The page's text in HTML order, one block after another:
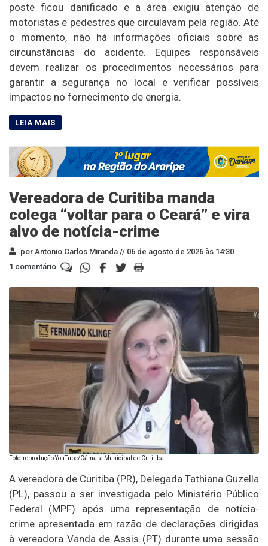
poste ficou danificado e a área exigiu atenção de
motoristas e pedestres que circulavam pela região. Até
o momento, não há informações oficiais sobre as
circunstâncias do acidente. Equipes responsáveis
devem realizar os procedimentos necessários para
garantir a segurança no local e verificar possíveis
impactos no fornecimento de energia.
Vereadora de Curitiba manda
colega “voltar para o Ceará” e vira
alvo de notícia-crime
por Antonio Carlos Miranda // 06 de agosto de 2026 às 14:30
1 comentário
Foto: reprodução YouTube/Câmara Municipal de Curitiba
A vereadora de Curitiba (PR), Delegada Tathiana Guzella
(PL), passou a ser investigada pelo Ministério Público
Federal (MPF) após uma representação de notícia-
crime apresentada em razão de declarações dirigidas
à vereadora Vanda de Assis (PT) durante uma sessão